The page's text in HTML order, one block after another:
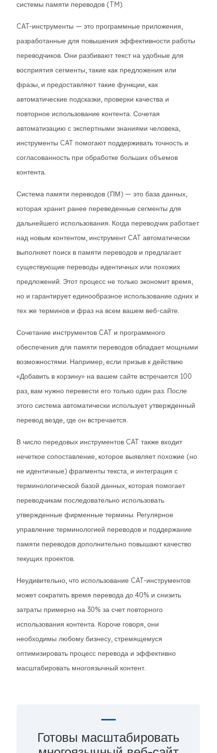
системы памяти переводов (TM).
CAT-инструменты — это программные приложения,
разработанные для повышения эффективности работы
переводчиков. Они разбивают текст на удобные для
восприятия сегменты, такие как предложения или
фразы, и предоставляют такие функции, как
автоматические подсказки, проверки качества и
повторное использование контента. Сочетая
автоматизацию с экспертными знаниями человека,
инструменты CAT помогают поддерживать точность и
согласованность при обработке больших объемов
контента.
Система памяти переводов (ПМ) — это база данных,
которая хранит ранее переведенные сегменты для
дальнейшего использования. Когда переводчик работает
над новым контентом, инструмент CAT автоматически
выполняет поиск в памяти переводов и предлагает
существующие переводы идентичных или похожих
предложений. Этот процесс не только экономит время,
но и гарантирует единообразное использование одних и
тех же терминов и фраз на всем вашем веб-сайте.
Сочетание инструментов CAT и программного
обеспечения для памяти переводов обладает мощными
возможностями. Например, если призыв к действию
«Добавить в корзину» на вашем сайте встречается 100
раз, вам нужно перевести его только один раз. После
этого система автоматически использует утвержденный
перевод везде, где он встречается.
В число передовых инструментов CAT также входит
нечеткое сопоставление, которое выявляет похожие (но
не идентичные) фрагменты текста, и интеграция с
терминологической базой данных, которая помогает
переводчикам последовательно использовать
утвержденные фирменные термины. Регулярное
управление терминологией переводов и поддержание
памяти переводов дополнительно повышают качество
текущих проектов.
Неудивительно, что использование CAT-инструментов
может сократить время перевода до 40% и снизить
затраты примерно на 30% за счет повторного
использования контента. Короче говоря, они
необходимы любому бизнесу, стремящемуся
оптимизировать процесс перевода и эффективно
масштабировать многоязычный контент.
Готовы масштабировать